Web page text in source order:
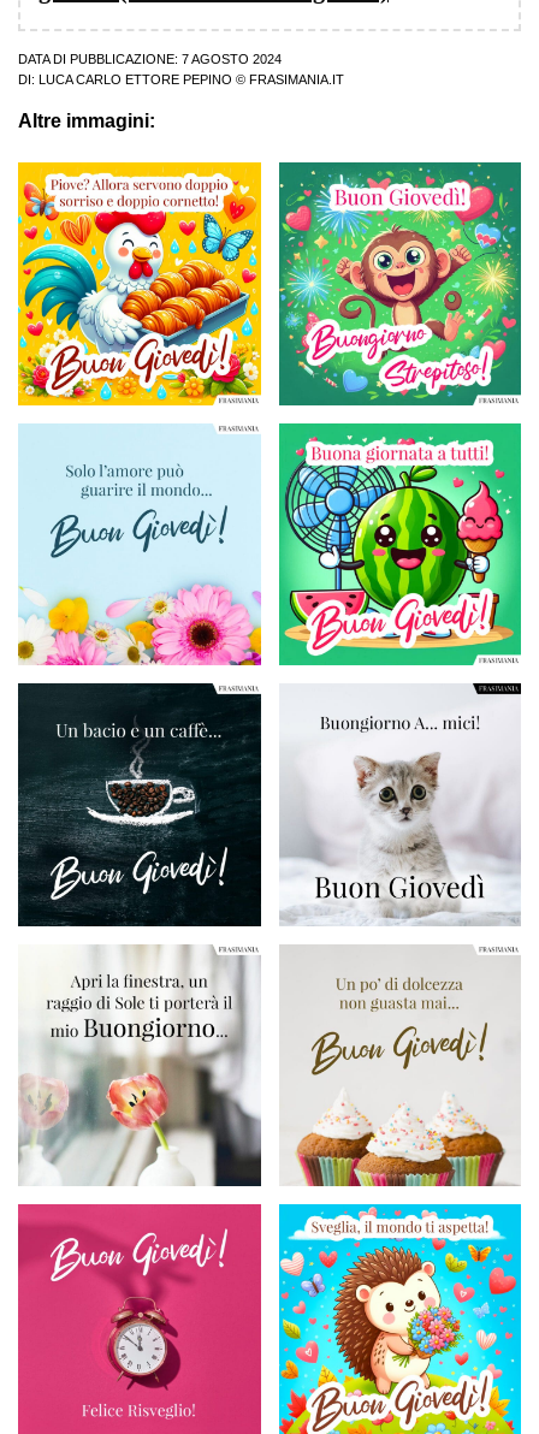
DATA DI PUBBLICAZIONE: 7 AGOSTO 2024
DI:
LUCA CARLO ETTORE PEPINO © FRASIMANIA.IT
Altre immagini: